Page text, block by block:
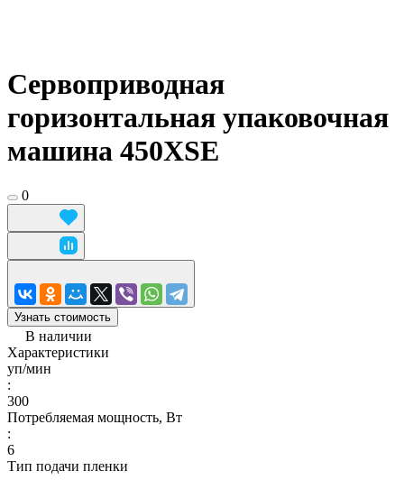
Сервоприводная
горизонтальная упаковочная
машина 450XSE
0
Узнать стоимость
В наличии
Характеристики
уп/мин
:
300
Потребляемая мощность, Вт
:
6
Тип подачи пленки